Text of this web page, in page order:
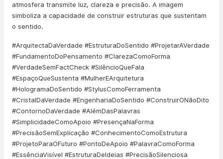
atmosfera transmite luz, clareza e precisão. A imagem
simboliza a capacidade de construir estruturas que sustentam
o sentido.
#ArquitectaDaVerdade #EstruturaDoSentido #ProjetarAVerdade
#FundamentoDoPensamento #ClarezaComoForma
#VerdadeSemFactCheck #SilêncioQueFala
#EspaçoQueSustenta #MulherEArquitetura
#HologramaDoSentido #StylusComoFerramenta
#CristalDaVerdade #EngenhariaDoSentido #ConstruirONãoDito
#ContornoDaVerdade #AlémDasPalavras
#SimplicidadeComoApoio #PresençaNaForma
#PrecisãoSemExplicação #ConhecimentoComoEstrutura
#ProjetoParaOFuturo #PontoDeApoio #PalavraComoForma
#EssênciaVisível #EstruturaDeIdeias #PrecisãoSilenciosa